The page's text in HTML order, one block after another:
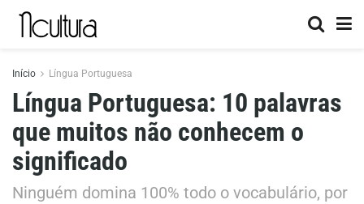
Início Língua Portuguesa
Língua Portuguesa: 10 palavras
que muitos não conhecem o
significado
Ninguém domina 100% todo o vocabulário, por